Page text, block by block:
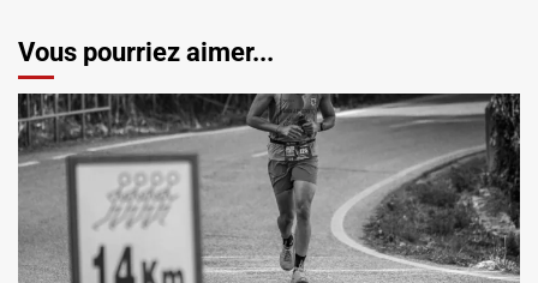
Vous pourriez aimer...